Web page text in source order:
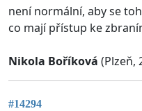
není normální, aby se
co mají přístup ke
Nikola Boříková (Plzeň,
#14294